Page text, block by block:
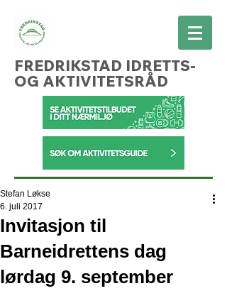
FREDRIKSTAD IDRETTS-
OG AKTIVITETSRÅD
Invitasjon til
Barneidrettens dag
lørdag 9. september
Stefan Løkse
6. juli 2017